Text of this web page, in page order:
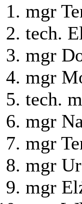
mgr
tech.
mgr
mgr
tech.
mgr
mgr
mgr
mgr